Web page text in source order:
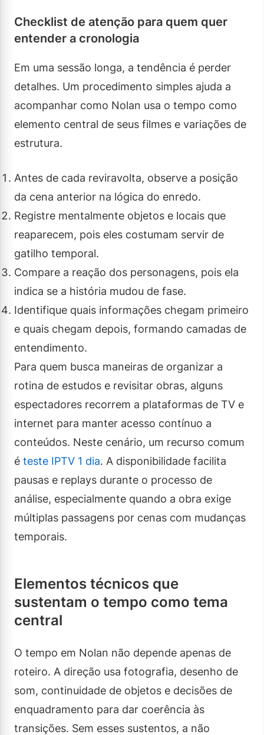
Checklist de atenção para quem quer
entender a cronologia
Em uma sessão longa, a tendência é perder
detalhes. Um procedimento simples ajuda a
acompanhar como Nolan usa o tempo como
elemento central de seus filmes e variações de
estrutura.
Antes de cada reviravolta, observe a posição
da cena anterior na lógica do enredo.
Registre mentalmente objetos e locais que
reaparecem, pois eles costumam servir de
gatilho temporal.
Compare a reação dos personagens, pois ela
indica se a história mudou de fase.
Identifique quais informações chegam primeiro
e quais chegam depois, formando camadas de
entendimento.
Para quem busca maneiras de organizar a
rotina de estudos e revisitar obras, alguns
espectadores recorrem a plataformas de TV e
internet para manter acesso contínuo a
conteúdos. Neste cenário, um recurso comum
é teste IPTV 1 dia. A disponibilidade facilita
pausas e replays durante o processo de
análise, especialmente quando a obra exige
múltiplas passagens por cenas com mudanças
temporais.
Elementos técnicos que
sustentam o tempo como tema
central
O tempo em Nolan não depende apenas de
roteiro. A direção usa fotografia, desenho de
som, continuidade de objetos e decisões de
enquadramento para dar coerência às
transições. Sem esses sustentos, a não